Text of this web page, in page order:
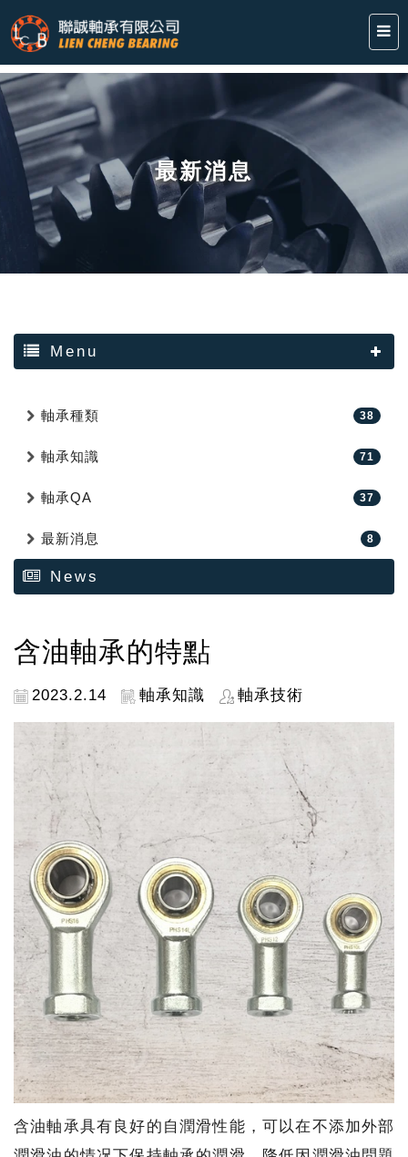
最新消息
Menu
軸承種類 38
軸承知識 71
軸承QA 37
最新消息 8
News
含油軸承的特點
2023.2.14 軸承知識 軸承技術
含油軸承具有良好的自潤滑性能，可以在不添加外部